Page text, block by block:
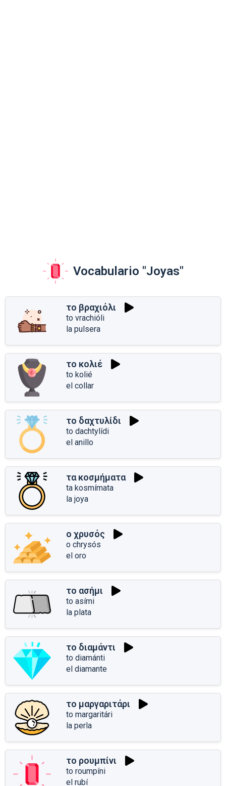
Vocabulario "Joyas"
το βραχιόλι
to vrachióli
la pulsera
το κολιέ
to kolié
el collar
το δαχτυλίδι
to dachtylídi
el anillo
τα κοσμήματα
ta kosmímata
la joya
ο χρυσός
o chrysós
el oro
το ασήμι
to asími
la plata
το διαμάντι
to diamánti
el diamante
το μαργαριτάρι
to margaritári
la perla
το ρουμπίνι
to roumpíni
el rubí